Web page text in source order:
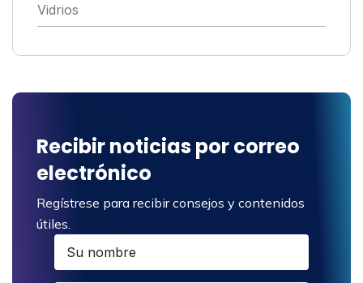
Vidrios
Recibir noticias por correo
electrónico
Regístrese para recibir consejos y contenidos
útiles.